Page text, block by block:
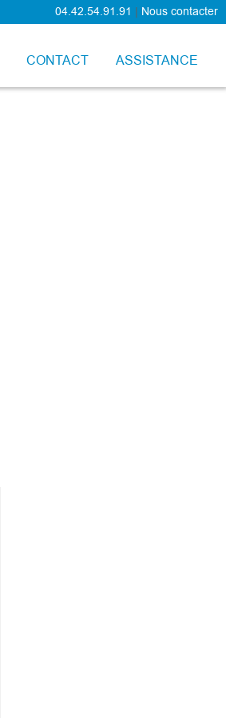
04.42.54.91.91 | Nous contacter
CONTACT ASSISTANCE